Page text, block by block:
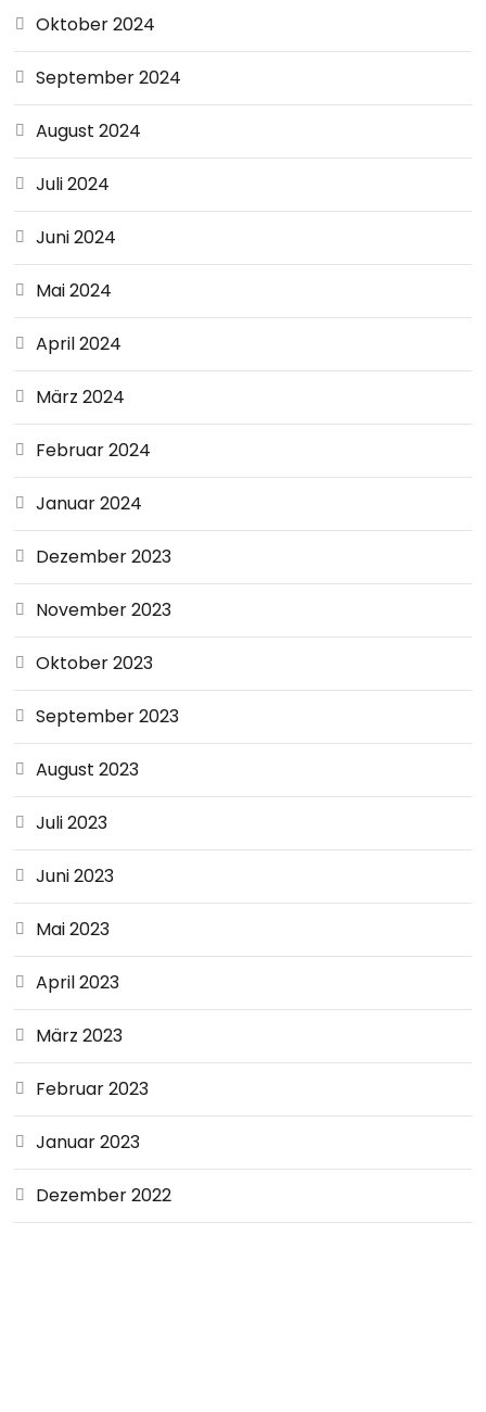
Oktober 2024
September 2024
August 2024
Juli 2024
Juni 2024
Mai 2024
April 2024
März 2024
Februar 2024
Januar 2024
Dezember 2023
November 2023
Oktober 2023
September 2023
August 2023
Juli 2023
Juni 2023
Mai 2023
April 2023
März 2023
Februar 2023
Januar 2023
Dezember 2022